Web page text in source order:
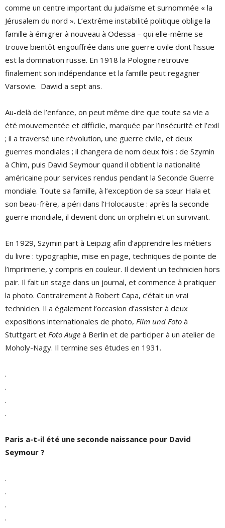
comme un centre important du judaïsme et surnommée « la
Jérusalem du nord ». L’extrême instabilité politique oblige la
famille à émigrer à nouveau à Odessa – qui elle-même se
trouve bientôt engouffrée dans une guerre civile dont l’issue
est la domination russe. En 1918 la Pologne retrouve
finalement son indépendance et la famille peut regagner
Varsovie. Dawid a sept ans.
Au-delà de l’enfance, on peut même dire que toute sa vie a
été mouvementée et difficile, marquée par l’insécurité et l’exil
; il a traversé une révolution, une guerre civile, et deux
guerres mondiales ; il changera de nom deux fois : de Szymin
à Chim, puis David Seymour quand il obtient la nationalité
américaine pour services rendus pendant la Seconde Guerre
mondiale. Toute sa famille, à l’exception de sa sœur Hala et
son beau-frère, a péri dans l’Holocauste : après la seconde
guerre mondiale, il devient donc un orphelin et un survivant.
En 1929, Szymin part à Leipzig afin d’apprendre les métiers
du livre : typographie, mise en page, techniques de pointe de
l’imprimerie, y compris en couleur. Il devient un technicien hors
pair. Il fait un stage dans un journal, et commence à pratiquer
la photo. Contrairement à Robert Capa, c’était un vrai
technicien. Il a également l’occasion d’assister à deux
expositions internationales de photo, Film und Foto à
Stuttgart et Foto Auge à Berlin et de participer à un atelier de
Moholy-Nagy. Il termine ses études en 1931.
.
.
.
.
Paris a-t-il été une seconde naissance pour David
Seymour ?
.
.
.
.